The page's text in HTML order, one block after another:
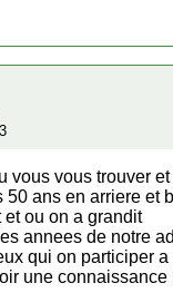
vous vous trouver
50 ans en arriere et
ou on a grandit
annees de notre
qui on participer
une